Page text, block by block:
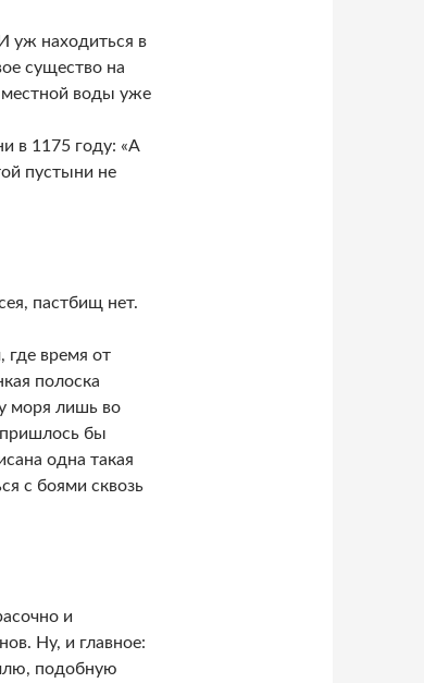
уж находиться в
существо на
местной воды уже
в 1175 году: «А
пустыни не
пастбищ нет.
время от
полоска
моря лишь во
бы
одна такая
с боями сквозь
и
Ну, и главное:
подобную